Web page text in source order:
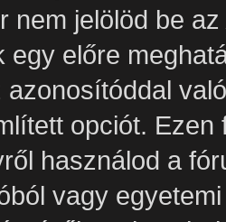
nem jelölöd be az
egy előre
azonosítóddal
opciót.
használod a
vagy